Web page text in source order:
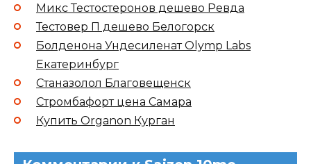
Микс Тестостеронов дешево Ревда
Тестовер П дешево Белогорск
Болденона Ундесиленат Olymp Labs
Екатеринбург
Станазолол Благовещенск
Стромбафорт цена Самара
Купить Organon Курган